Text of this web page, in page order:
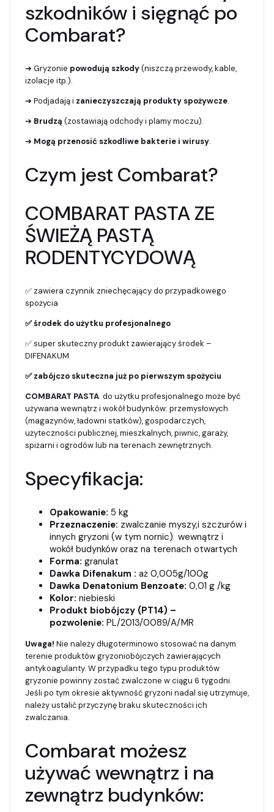
szkodników i sięgnąć po
Combarat?
➔ Gryzonie powodują szkody(niszczą przewody, kable,
izolacje itp.).
➔ Podjadają i zanieczyszczają produkty spożywcze.
➔ Brudzą (zostawiają odchody i plamy moczu).
➔ Mogą przenosić szkodliwe bakterie i wirusy.
Czym jest Combarat?
COMBARAT PASTA ZE
ŚWIEŻĄ PASTĄ
RODENTYCYDOWĄ
✅ zawiera czynnik zniechęcający do przypadkowego
spożycia
✅ środek do użytku profesjonalnego
✅ super skuteczny produkt zawierający środek –
DIFENAKUM
✅ zabójczo skuteczna już po pierwszym spożyciu
COMBARAT PASTA do użytku profesjonalnego może być
używana wewnątrz i wokół budynków: przemysłowych
(magazynów, ładowni statków), gospodarczych,
użyteczności publicznej, mieszkalnych, piwnic, garaży,
spiżarni i ogrodów lub na terenach zewnętrznych.
Specyfikacja:
Opakowanie: 5 kg
Przeznaczenie: zwalczanie myszy,i szczurów i
innych gryzoni (w tym nornic) wewnątrz i
wokół budynków oraz na terenach otwartych
Forma: granulat
Dawka Difenakum : aż 0,005g/100g
Dawka Denatonium Benzoate: 0,01 g /kg
Kolor: niebieski
Produkt biobójczy (PT14) –
pozwolenie: PL/2013/0089/A/MR
Uwaga! Nie należy długoterminowo stosować na danym
terenie produktów gryzoniobójczych zawierających
antykoagulanty. W przypadku tego typu produktów
gryzonie powinny zostać zwalczone w ciągu 6 tygodni.
Jeśli po tym okresie aktywność gryzoni nadal się utrzymuje,
należy ustalić przyczynę braku skuteczności ich
zwalczania.
Combarat możesz
używać wewnątrz i na
zewnątrz budynków: